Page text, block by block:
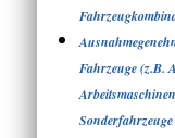
Fahrzeuge (z.B.